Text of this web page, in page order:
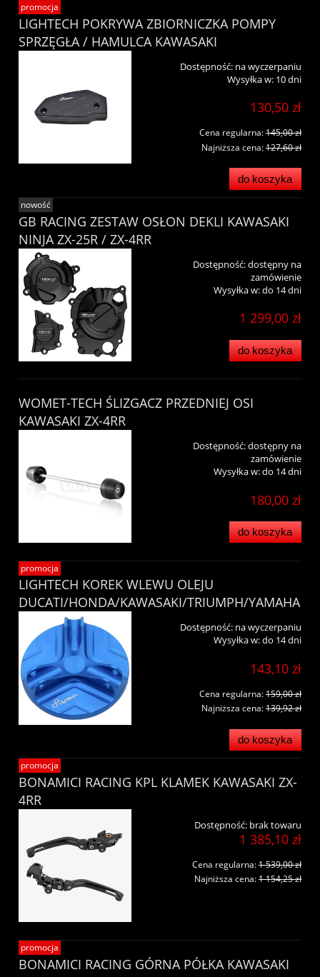
LIGHTECH POKRYWA ZBIORNICZKA POMPY
SPRZĘGŁA / HAMULCA KAWASAKI
Dostępność: na wyczerpaniu
Wysyłka w: 10 dni
130,50 zł
Cena regularna:145,00 zł
Najniższa cena:127,60 zł
do koszyka
promocja
GB RACING ZESTAW OSŁON DEKLI KAWASAKI
NINJA ZX-25R / ZX-4RR
Dostępność:dostępny na
zamówienie
Wysyłka w:do 14 dni
1 299,00 zł
do koszyka
nowość
WOMET-TECH ŚLIZGACZ PRZEDNIEJ OSI
KAWASAKI ZX-4RR
Dostępność:dostępny na
zamówienie
Wysyłka w:do 14 dni
180,00 zł
do koszyka
LIGHTECH KOREK WLEWU OLEJU
DUCATI/HONDA/KAWASAKI/TRIUMPH/YAMAHA
Dostępność: na wyczerpaniu
Wysyłka w:do 14 dni
143,10 zł
Cena regularna:159,00 zł
Najniższa cena:139,92 zł
do koszyka
promocja
BONAMICI RACING KPL KLAMEK KAWASAKI ZX-
4RR
Dostępność: brak towaru
1 385,10 zł
Cena regularna:1 539,00 zł
Najniższa cena:1 154,25 zł
promocja
BONAMICI RACING GÓRNA PÓŁKA KAWASAKI
promocja